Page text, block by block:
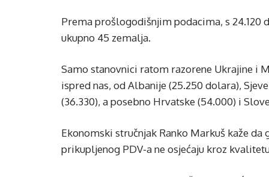
Prema prošlogodišnjim podacima, s 24.120
ukupno 45 zemalja.
Samo stanovnici ratom razorene Ukrajine i
ispred nas, od Albanije (25.250 dolara),
(36.330), a posebno Hrvatske (54.000) i
Ekonomski stručnjak Ranko Markuš kaže
prikupljenog PDV-a ne osjećaju kroz